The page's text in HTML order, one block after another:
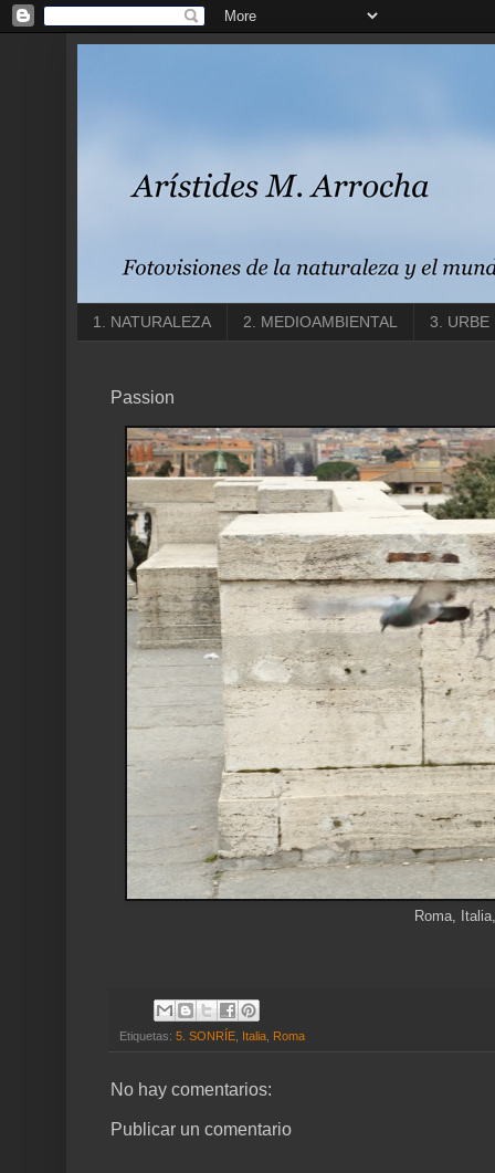
1. NATURALEZA 2. MEDIOAMBIENTAL 3. URBE
Passion
Roma,
Etiquetas: 5. SONRÍE Italia Roma
No hay comentarios:
Publicar un comentario